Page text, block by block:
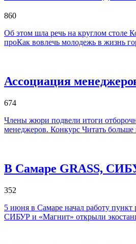
860
Об этом шла речь на круглом столе
проКак вовлечь молодежь в жизнь
Ассоциация
674
Члены жюри подвели итоги
менеджеров. Конкурс Читать
В Самаре GRASS,
352
5 июня в Самаре начал работу пункт
СИБУР и «Магнит» открыли